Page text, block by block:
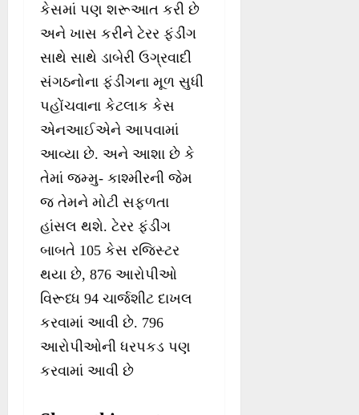
કેસમાં પણ શરૂઆત કરી છે
અને ખાસ કરીને ટેરર ફંડીંગ
સાથે સાથે ડાબેરી ઉગ્રવાદી
સંગઠનોના ફંડીંગના મૂળ સુધી
પહોંચવાના કેટલાક કેસ
એનઆઈએને આપવામાં
આવ્યા છે. અને આશા છે કે
તેમાં જમ્મુ- કાશ્મીરની જેમ
જ તેમને મોટી સફળતા
હાંસલ થશે. ટેરર ફંડીંગ
બાબતે 105 કેસ રજિસ્ટર
થયા છે, 876 આરોપીઓ
વિરૂધ્ધ 94 ચાર્જશીટ દાખલ
કરવામાં આવી છે. 796
આરોપીઓની ધરપકડ પણ
કરવામાં આવી છે